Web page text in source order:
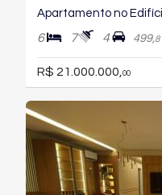
Apartamento no
6 7 4 499,8
R$ 21.000.000, 00